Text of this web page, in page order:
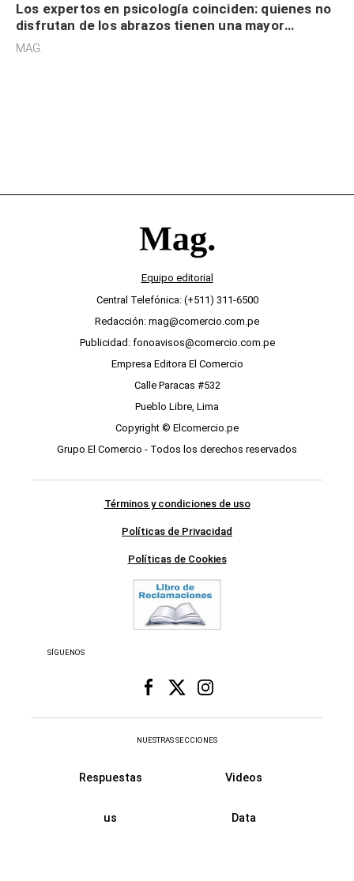
Los expertos en psicología coinciden: quienes no
disfrutan de los abrazos tienen una mayor
sensibilidad a los estímulos físicos y no es por
MAG.
Equipo editorial
Central Telefónica: (+511) 311-6500
Redacción: mag@comercio.com.pe
Publicidad: fonoavisos@comercio.com.pe
Empresa Editora El Comercio
Calle Paracas #532
Pueblo Libre, Lima
Copyright © Elcomercio.pe
Grupo El Comercio - Todos los derechos reservados
Términos y condiciones de uso
Políticas de Privacidad
Políticas de Cookies
SÍGUENOS
NUESTRAS SECCIONES
Respuestas Videos
us Data